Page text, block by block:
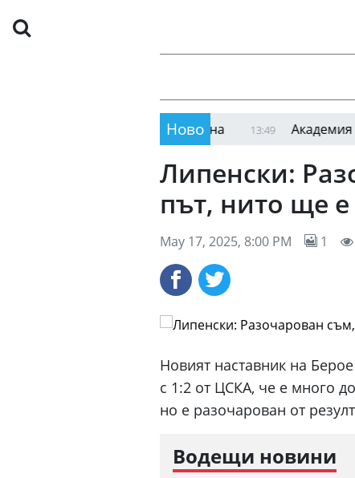
Ново
повече турнета в чужбина 13:49 Академия БФС
Липенски:
път, нито ще е
May 17, 2025, 8:00 PM 1
Новият наставник на
с 1:2 от ЦСКА, че е много
но е разочарован от
Водещи новини